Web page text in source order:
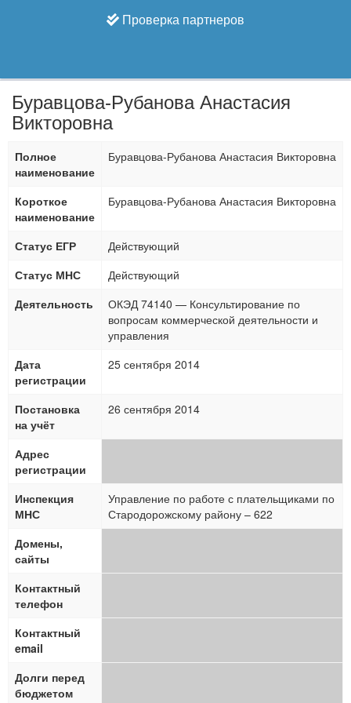
Проверка партнеров
Буравцова-Рубанова Анастасия
Викторовна
Полное
наименование
Буравцова-Рубанова Анастасия Викторовна
Короткое
наименование
Буравцова-Рубанова Анастасия Викторовна
Статус ЕГР
Действующий
Статус МНС
Действующий
Деятельность
ОКЭД 74140 — Консультирование по
вопросам коммерческой деятельности и
управления
Дата
регистрации
25 сентября 2014
Постановка
на учёт
26 сентября 2014
Адрес
регистрации
Инспекция
МНС
Управление по работе с плательщиками по
Стародорожскому району – 622
Домены,
сайты
Контактный
телефон
Контактный
email
Долги перед
бюджетом